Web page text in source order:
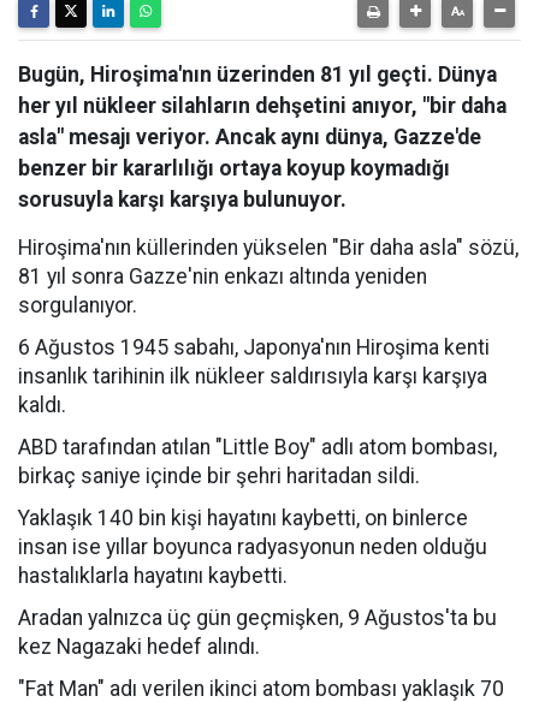
Bugün, Hiroşima'nın üzerinden 81 yıl geçti. Dünya
her yıl nükleer silahların dehşetini anıyor, "bir daha
asla" mesajı veriyor. Ancak aynı dünya, Gazze'de
benzer bir kararlılığı ortaya koyup koymadığı
sorusuyla karşı karşıya bulunuyor.
Hiroşima'nın küllerinden yükselen "Bir daha asla" sözü,
81 yıl sonra Gazze'nin enkazı altında yeniden
sorgulanıyor.
6 Ağustos 1945 sabahı, Japonya'nın Hiroşima kenti
insanlık tarihinin ilk nükleer saldırısıyla karşı karşıya
kaldı.
ABD tarafından atılan "Little Boy" adlı atom bombası,
birkaç saniye içinde bir şehri haritadan sildi.
Yaklaşık 140 bin kişi hayatını kaybetti, on binlerce
insan ise yıllar boyunca radyasyonun neden olduğu
hastalıklarla hayatını kaybetti.
Aradan yalnızca üç gün geçmişken, 9 Ağustos'ta bu
kez Nagazaki hedef alındı.
"Fat Man" adı verilen ikinci atom bombası yaklaşık 70